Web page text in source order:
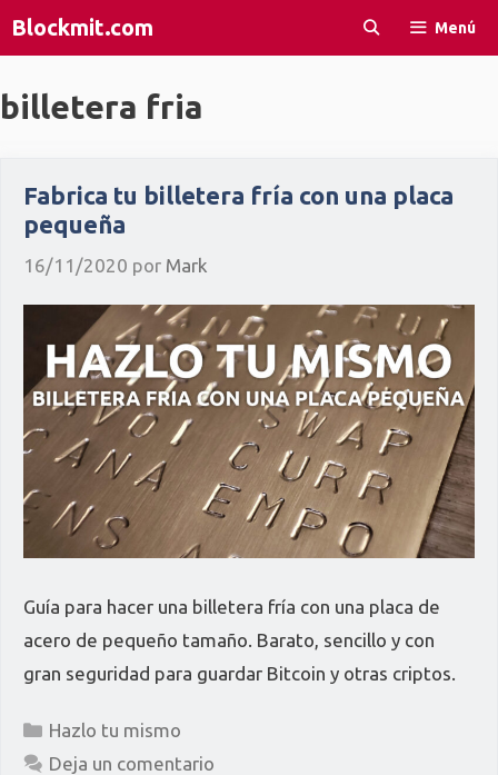
Saltar
Blockmit.com Menú
billetera fria
Fabrica tu billetera fría con una placa
pequeña
16/11/2020 por Mark
Guía para hacer una billetera fría con una placa de
acero de pequeño tamaño. Barato, sencillo y con
gran seguridad para guardar Bitcoin y otras criptos.
Categorías
Hazlo tu mismo
Deja un comentario